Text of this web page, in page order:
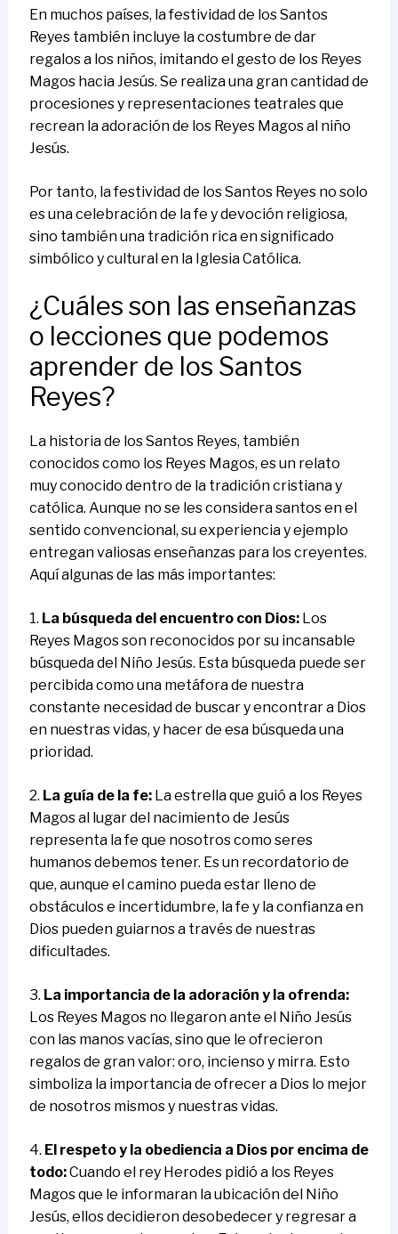
En muchos países, la festividad de los Santos
Reyes también incluye la costumbre de dar
regalos a los niños, imitando el gesto de los Reyes
Magos hacia Jesús. Se realiza una gran cantidad de
procesiones y representaciones teatrales que
recrean la adoración de los Reyes Magos al niño
Jesús.
Por tanto, la festividad de los Santos Reyes no solo
es una celebración de la fe y devoción religiosa,
sino también una tradición rica en significado
simbólico y cultural en la Iglesia Católica.
¿Cuáles son las enseñanzas
o lecciones que podemos
aprender de los Santos
Reyes?
La historia de los Santos Reyes, también
conocidos como los Reyes Magos, es un relato
muy conocido dentro de la tradición cristiana y
católica. Aunque no se les considera santos en el
sentido convencional, su experiencia y ejemplo
entregan valiosas enseñanzas para los creyentes.
Aquí algunas de las más importantes:
1. La búsqueda del encuentro con Dios:Los
Reyes Magos son reconocidos por su incansable
búsqueda del Niño Jesús. Esta búsqueda puede ser
percibida como una metáfora de nuestra
constante necesidad de buscar y encontrar a Dios
en nuestras vidas, y hacer de esa búsqueda una
prioridad.
2. La guía de la fe:La estrella que guió a los Reyes
Magos al lugar del nacimiento de Jesús
representa la fe que nosotros como seres
humanos debemos tener. Es un recordatorio de
que, aunque el camino pueda estar lleno de
obstáculos e incertidumbre, la fe y la confianza en
Dios pueden guiarnos a través de nuestras
dificultades.
3. La importancia de la adoración y la ofrenda:
Los Reyes Magos no llegaron ante el Niño Jesús
con las manos vacías, sino que le ofrecieron
regalos de gran valor: oro, incienso y mirra. Esto
simboliza la importancia de ofrecer a Dios lo mejor
de nosotros mismos y nuestras vidas.
4. El respeto y la obediencia a Dios por encima de
todo:Cuando el rey Herodes pidió a los Reyes
Magos que le informaran la ubicación del Niño
Jesús, ellos decidieron desobedecer y regresar a